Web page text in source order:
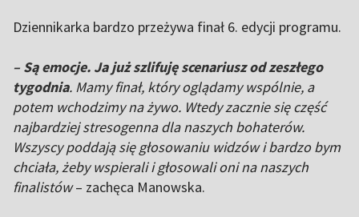
Dziennikarka bardzo przeżywa finał 6. edycji programu.
– Są emocje. Ja już szlifuję scenariusz od zeszłego
tygodnia. Mamy finał, który oglądamy wspólnie, a
potem wchodzimy na żywo. Wtedy zacznie się część
najbardziej stresogenna dla naszych bohaterów.
Wszyscy poddają się głosowaniu widzów i bardzo bym
chciała, żeby wspierali i głosowali oni na naszych
finalistów– zachęca Manowska.